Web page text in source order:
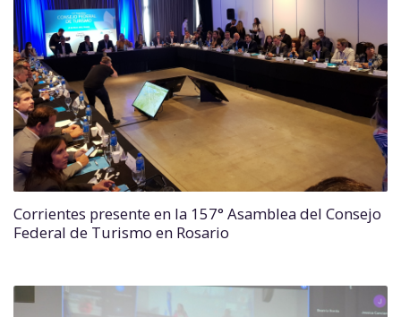
Corrientes presente en la 157° Asamblea del Consejo
Federal de Turismo en Rosario